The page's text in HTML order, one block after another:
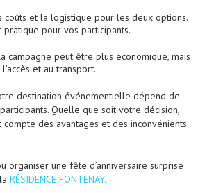
coûts et la logistique pour les deux options.
pour vos participants.
campagne peut être plus économique, mais
et au transport.
destination événementielle dépend de
Quelle que soit votre décision,
des avantages et des inconvénients
organiser une fête d’anniversaire surprise
RÉSIDENCE FONTENAY.